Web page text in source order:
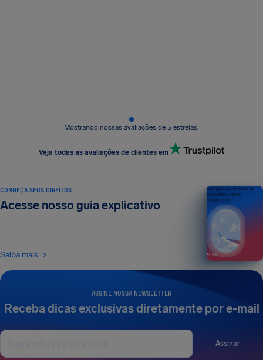
Mostrando nossas avaliações de 5 estrelas.
Veja todas as avaliações de clientes em
ASSINE NOSSA NEWSLETTER
Receba dicas exclusivas diretamente por e-mail
Assinar
CONHEÇA SEUS DIREITOS
Acesse nosso guia explicativo
Saiba mais
Seu guia dos direitos do
passageiro aéreo
EDIÇÃO 2026